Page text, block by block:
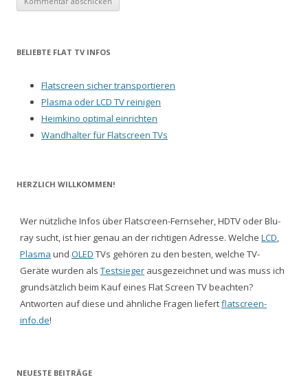
BELIEBTE FLAT TV INFOS
Flatscreen sicher transportieren
Plasma oder LCD TV reinigen
Heimkino optimal einrichten
Wandhalter für Flatscreen TVs
HERZLICH WILLKOMMEN!
Wer nützliche Infos über Flatscreen-Fernseher, HDTV oder Blu-
ray sucht, ist hier genau an der richtigen Adresse. Welche LCD,
Plasma und OLED TVs gehören zu den besten, welche TV-
Geräte wurden als Testsieger ausgezeichnet und was muss ich
grundsätzlich beim Kauf eines Flat Screen TV beachten?
Antworten auf diese und ähnliche Fragen liefertflatscreen-
info.de!
NEUESTE BEITRÄGE